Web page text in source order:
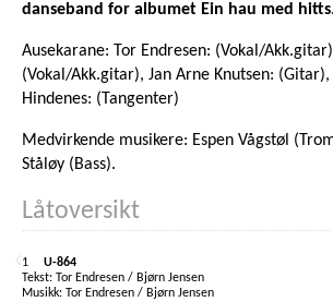
danseband for albumet Ein hau med
Ausekarane: Tor Endresen: (Vokal/
(Vokal/Akk.gitar), Jan Arne Knutsen: (Gitar),
Hindenes: (Tangenter)
Medvirkende musikere: Espen Vågstøl
Ståløy (Bass).
Låtoversikt
1
U-864
Tor Endresen / Bjørn Jensen
Tor Endresen / Bjørn Jensen